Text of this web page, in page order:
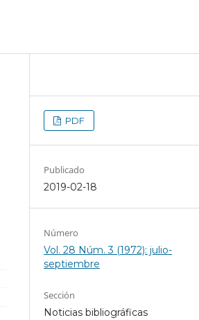
PDF
Publicado
2019-02-18
Número
Vol. 28 Núm. 3 (1972): julio-
septiembre
Sección
Noticias bibliográficas